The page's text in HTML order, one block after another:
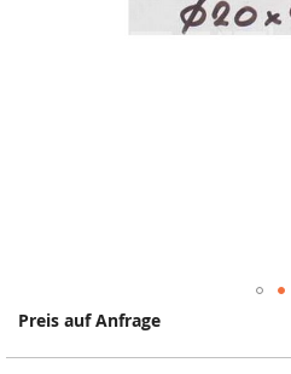
Preis auf Anfrage
Springe
Anfang